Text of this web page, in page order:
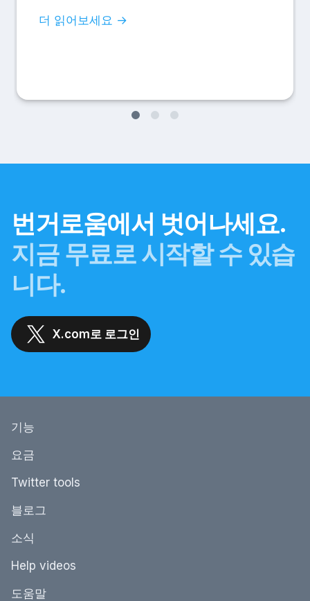
더 읽어보세요 →
번거로움에서 벗어나세요.
지금 무료로 시작할 수 있습
니다.
X.com로 로그인
기능
요금
Twitter tools
블로그
소식
Help videos
도움말